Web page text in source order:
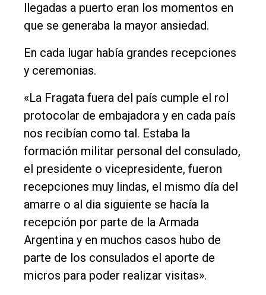
llegadas a puerto eran los momentos en
que se generaba la mayor ansiedad.
En cada lugar había grandes recepciones
y ceremonias.
«La Fragata fuera del país cumple el rol
protocolar de embajadora y en cada país
nos recibían como tal. Estaba la
formación militar personal del consulado,
el presidente o vicepresidente, fueron
recepciones muy lindas, el mismo día del
amarre o al dia siguiente se hacía la
recepción por parte de la Armada
Argentina y en muchos casos hubo de
parte de los consulados el aporte de
micros para poder realizar visitas».